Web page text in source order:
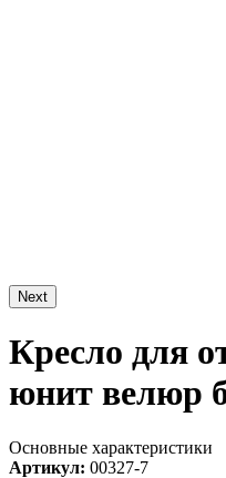
Next
Кресло для
юнит велюр
Основные характеристики
Артикул: 00327-7